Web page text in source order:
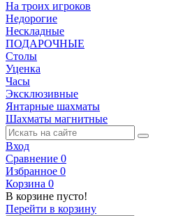
На троих игроков
Недорогие
Нескладные
ПОДАРОЧНЫЕ
Столы
Уценка
Часы
Эксклюзивные
Янтарные шахматы
Шахматы магнитные
Вход
Сравнение 0
Избранное 0
Корзина 0
В корзине пусто!
Перейти в корзину